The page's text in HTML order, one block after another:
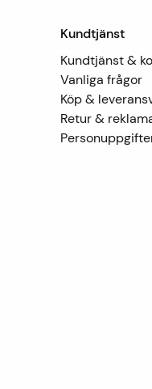
Kundtjänst
Kundtjänst &
Vanliga frågor
Köp &
Retur &